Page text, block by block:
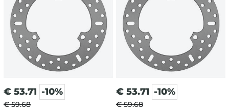
€ 53.71 -10%
€ 59.68
€ 53.71 -10%
€ 59.68